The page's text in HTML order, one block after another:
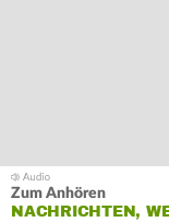
Zum Anhören
NACHRICHTEN,